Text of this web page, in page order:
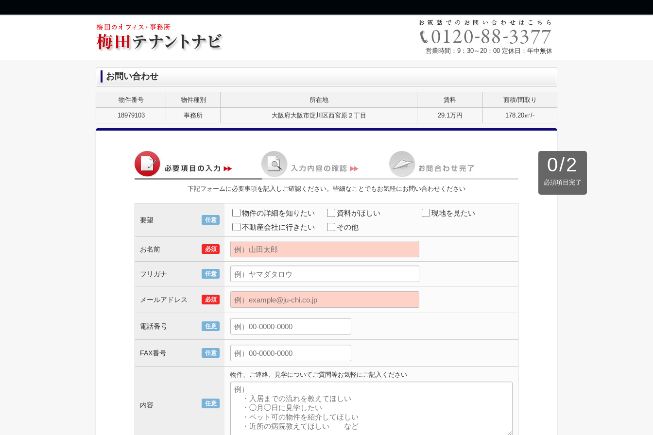
営業時間：9：30～20：00 定休日：年中無休
お問い合わせ
物件番号 物件種別 所在地 賃料 面積/間取り
18979103 事務所 大阪府大阪市淀川区西宮原２丁目 29.1万円 178.20㎡/-
0/2
必須項目完了
下記フォームに必要事項を記入しご確認ください。些細なことでもお気軽にお問い合わせください
要望 任意
物件の詳細を知りたい 資料がほしい
現地を見たい
不動産会社に行きたい
その他
お名前 必須
フリガナ 任意
メールアドレス 必須
電話番号 任意
FAX番号 任意
内容 任意
物件、ご連絡、見学についてご質問等お気軽にご記入ください